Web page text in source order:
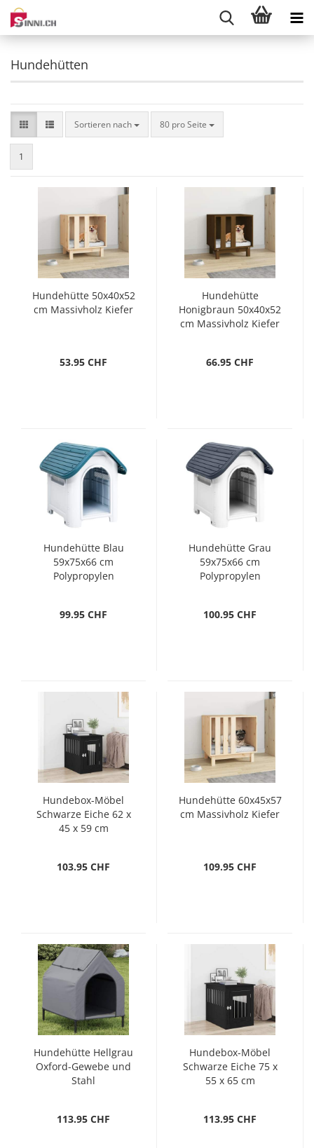
Hundehütten
Sortieren nach
Sortieren nach 80 pro Seite
pro Seite
1
Hundehütte 50x40x52
cm Massivholz Kiefer
53.95 CHF
Hundehütte
Honigbraun 50x40x52
cm Massivholz Kiefer
66.95 CHF
Hundehütte Blau
59x75x66 cm
Polypropylen
99.95 CHF
Hundehütte Grau
59x75x66 cm
Polypropylen
100.95 CHF
Hundebox-Möbel
Schwarze Eiche 62 x
45 x 59 cm
103.95 CHF
Hundehütte 60x45x57
cm Massivholz Kiefer
109.95 CHF
Hundehütte Hellgrau
Oxford-Gewebe und
Stahl
113.95 CHF
Hundebox-Möbel
Schwarze Eiche 75 x
55 x 65 cm
113.95 CHF